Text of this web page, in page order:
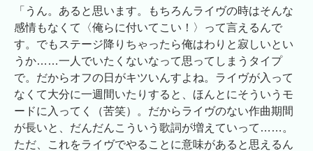
「うん。あると思います。もちろんライヴの時はそんな
感情もなくて〈俺らに付いてこい！〉って言えるんで
す。でもステージ降りちゃったら俺はわりと寂しいとい
うか……一人でいたくないなって思ってしまうタイプ
で。だからオフの日がキツいんすよね。ライヴが入って
なくて大分に一週間いたりすると、ほんとにそういうモ
ードに入ってく（苦笑）。だからライヴのない作曲期間
が長いと、だんだんこういう歌詞が増えていって……。
ただ、これをライヴでやることに意味があると思えるん